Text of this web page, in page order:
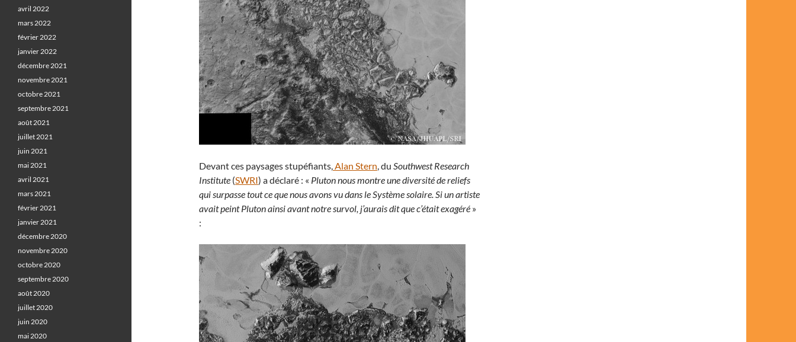
Devant ces paysages stupéfiants,Alan Stern, du Southwest Research
Institute (SWRI) a déclaré : « Pluton nous montre une diversité de reliefs
qui surpasse tout ce que nous avons vu dans le Système solaire. Si un artiste
avait peint Pluton ainsi avant notre survol, j’aurais dit que c’était exagéré »
:
avril 2022
mars 2022
février 2022
janvier 2022
décembre 2021
novembre 2021
octobre 2021
septembre 2021
août 2021
juillet 2021
juin 2021
mai 2021
avril 2021
mars 2021
février 2021
janvier 2021
décembre 2020
novembre 2020
octobre 2020
septembre 2020
août 2020
juillet 2020
juin 2020
mai 2020